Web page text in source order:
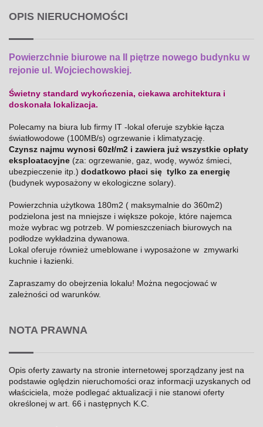
OPIS NIERUCHOMOŚCI
Powierzchnie biurowe na II piętrze nowego budynku w
rejonie ul. Wojciechowskiej.
Świetny standard wykończenia, ciekawa architektura i
doskonała lokalizacja.
Polecamy na biura lub firmy IT -lokal oferuje szybkie łącza
światłowodowe (100MB/s) ogrzewanie i klimatyzację.
Czynsz najmu wynosi 60zł/m2 i zawiera już wszystkie opłaty
eksploatacyjne (za: ogrzewanie, gaz, wodę, wywóz śmieci,
ubezpieczenie itp.) dodatkowo płaci się tylko za energię
(budynek wyposażony w ekologiczne solary).
Powierzchnia użytkowa 180m2 ( maksymalnie do 360m2)
podzielona jest na mniejsze i większe pokoje, które najemca
może wybrac wg potrzeb. W pomieszczeniach biurowych na
podłodze wykładzina dywanowa.
Lokal oferuje również umeblowane i wyposażone w zmywarki
kuchnie i łazienki.
Zapraszamy do obejrzenia lokalu! Można negocjować w
zależności od warunków.
NOTA PRAWNA
Opis oferty zawarty na stronie internetowej sporządzany jest na
podstawie oględzin nieruchomości oraz informacji uzyskanych od
właściciela, może podlegać aktualizacji i nie stanowi oferty
określonej w art. 66 i następnych K.C.